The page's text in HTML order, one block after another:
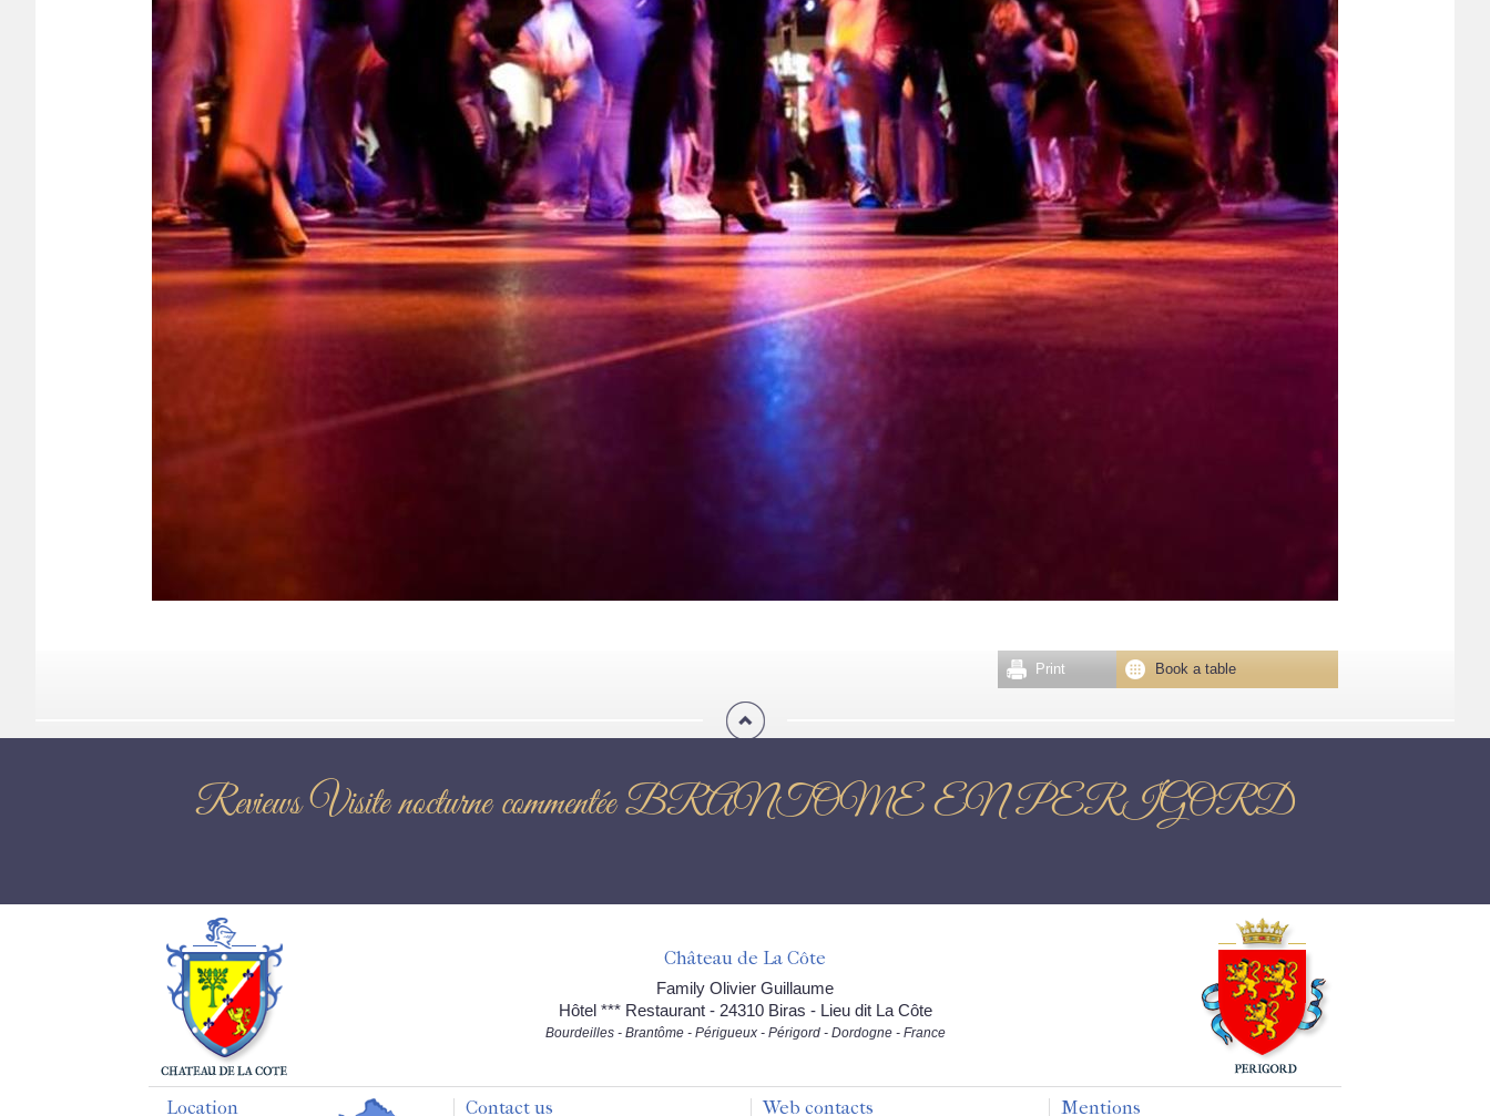
Book a table
Print
Reviews Visite nocturne commentée BRANTOME EN PERIGORD
Château de La Côte
Family Olivier Guillaume
Hôtel *** Restaurant - 24310 Biras - Lieu dit La Côte
Bourdeilles - Brantôme - Périgueux - Périgord - Dordogne - France
Location Contact us Web contacts Mentions